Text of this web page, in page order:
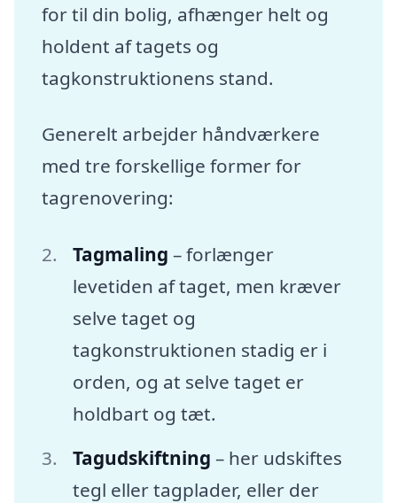
for til din bolig, afhænger helt og
holdent af tagets og
tagkonstruktionens stand.
Generelt arbejder håndværkere
med tre forskellige former for
tagrenovering:
Tagmaling – forlænger
levetiden af taget, men kræver
selve taget og
tagkonstruktionen stadig er i
orden, og at selve taget er
holdbart og tæt.
Tagudskiftning – her udskiftes
tegl eller tagplader, eller der